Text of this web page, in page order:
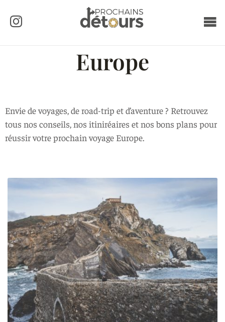
Europe
Envie de voyages, de road-trip et d’aventure ? Retrouvez
tous nos conseils, nos itiniréaires et nos bons plans pour
réussir votre prochain voyage Europe.